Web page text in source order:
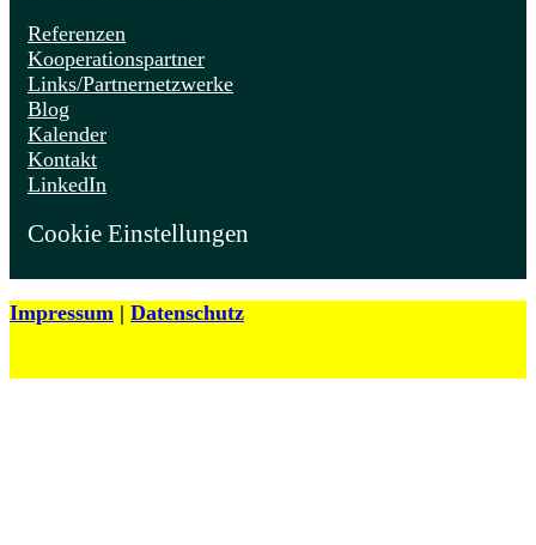
Referenzen
Kooperationspartner
Links/Partnernetzwerke
Blog
Kalender
Kontakt
LinkedIn
Cookie Einstellungen
Impressum | Datenschutz